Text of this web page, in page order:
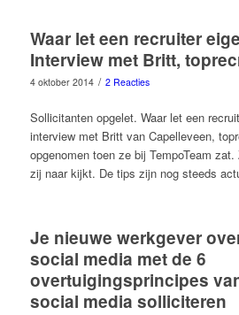
Waar let een recruiter
Interview met Britt,
4 oktober 2014 / 2 Reacties
Sollicitanten opgelet. Waar let een
interview met Britt van Capelleveen,
opgenomen toen ze bij TempoTeam
zij naar kijkt. De tips zijn nog steeds
Je nieuwe werkgever
social media met de 6
overtuigingsprincipes
social media solliciteren